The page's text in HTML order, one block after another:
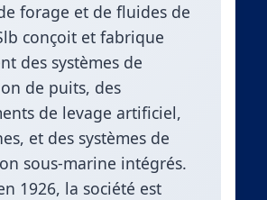
forage et de fluides de
conçoit et fabrique
des systèmes de
de puits, des
de levage artificiel,
et des systèmes de
sous-marine intégrés.
1926, la société est